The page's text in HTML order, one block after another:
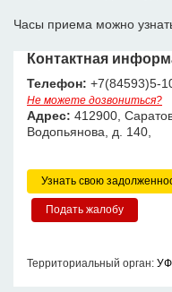
Часы приема можно
Контактная
Телефон: +7(84593)5-
Не можете дозвониться?
Адрес: 412900,
Водопьянова, д. 140,
Узнать свою
Территориальный орган: